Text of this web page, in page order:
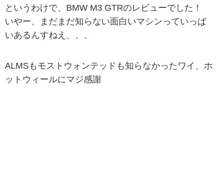
というわけで、BMW M3 GTRのレビューでした！
いやー、まだまだ知らない面白いマシンっていっぱ
いあるんすねえ、、、
ALMSもモストウォンテッドも知らなかったワイ、ホ
ットウィールにマジ感謝